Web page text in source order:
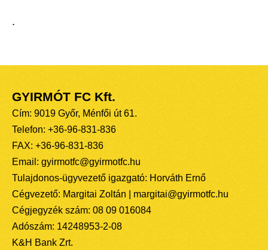
.
GYIRMÓT FC Kft.
Cím: 9019 Győr, Ménfői út 61.
Telefon: +36-96-831-836
FAX: +36-96-831-836
Email: gyirmotfc@gyirmotfc.hu
Tulajdonos-ügyvezető igazgató: Horváth Ernő
Cégvezető: Margitai Zoltán | margitai@gyirmotfc.hu
Cégjegyzék szám: 08 09 016084
Adószám: 14248953-2-08
K&H Bank Zrt.